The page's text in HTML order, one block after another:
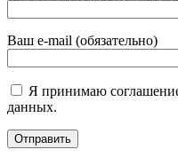
Ваш e-mail (обязательно)
Я принимаю
данных.